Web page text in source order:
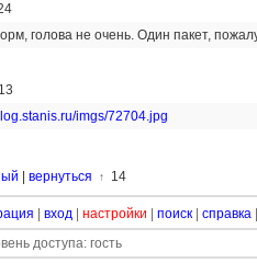
голова не очень. Один пакет,
imgs/72704.jpg
вернуться ↑ 14
вход настройки поиск справка
доступа: гость